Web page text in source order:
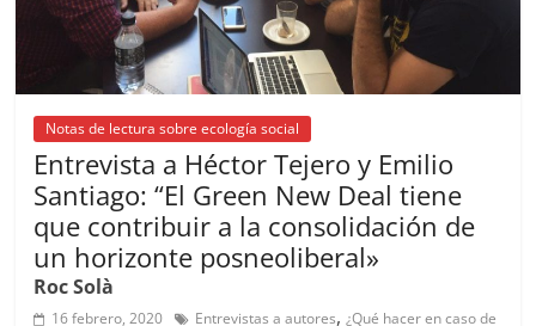
Notas de lectura sobre ecología social
Entrevista a Héctor Tejero y Emilio
Santiago: “El Green New Deal tiene
que contribuir a la consolidación de
un horizonte posneoliberal»
Roc Solà
16 febrero, 2020 Entrevistas a autores,¿Qué hacer en caso de